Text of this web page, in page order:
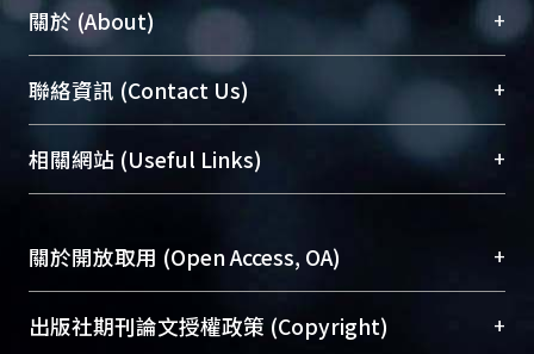
關於 (About) +
臺大位居世界頂尖大學之列，為永久珍藏及向國際
展現本校豐碩的研究成果及學術能量，圖書館整合
機構典藏（NTUR）與學術庫（AH）不同功能平
台，成為臺大學術典藏NTU scholars。期能整合研
成果。
To permanently archive and promote researcher
profiles and scholarly works, Library integrates the
聯絡資訊 (Contact Us) +
總館學科館員(Main Library)
醫學圖書館學科館員(Medical Library)
Sciences Library)
相關網站 (Useful Links) +
關於開放取用 (Open Access, OA) +
開放取用是從使用者角度提升資訊取用性的社會運
出版社期刊論文授權政策 (Copyright) +